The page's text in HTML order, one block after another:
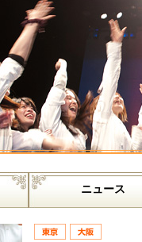
ニュース